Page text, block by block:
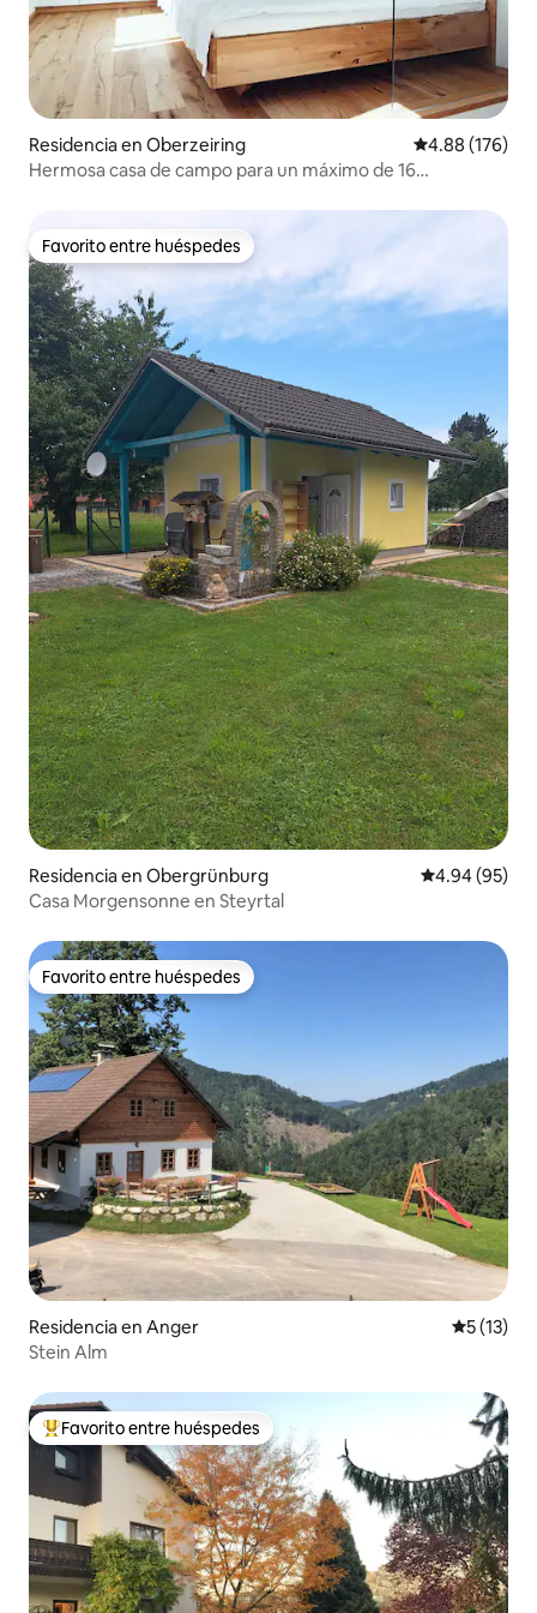
Residencia en Oberzeiring Calificación
4.88 (176)
Hermosa casa de campo para un máximo de 16
Favorito entre huéspedes
Favorito entre huéspedes
Residencia en Obergrünburg Calificación
4.94 (95)
Casa Morgensonne en Steyrtal
Favorito entre huéspedes
Favorito entre huéspedes
Residencia en Anger
5 (13)
Stein Alm
De los mejores en Favorito entre huéspedes
Favorito entre huéspedes